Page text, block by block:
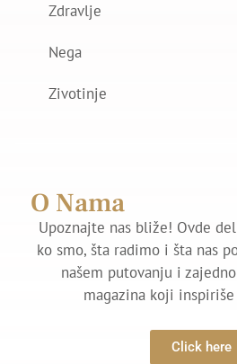
Zdravlje
Nega
Zivotinje
O Nama
Upoznajte nas bliže! Ovde
ko smo, šta radimo i šta nas
našem putovanju i
magazina koji
Click here